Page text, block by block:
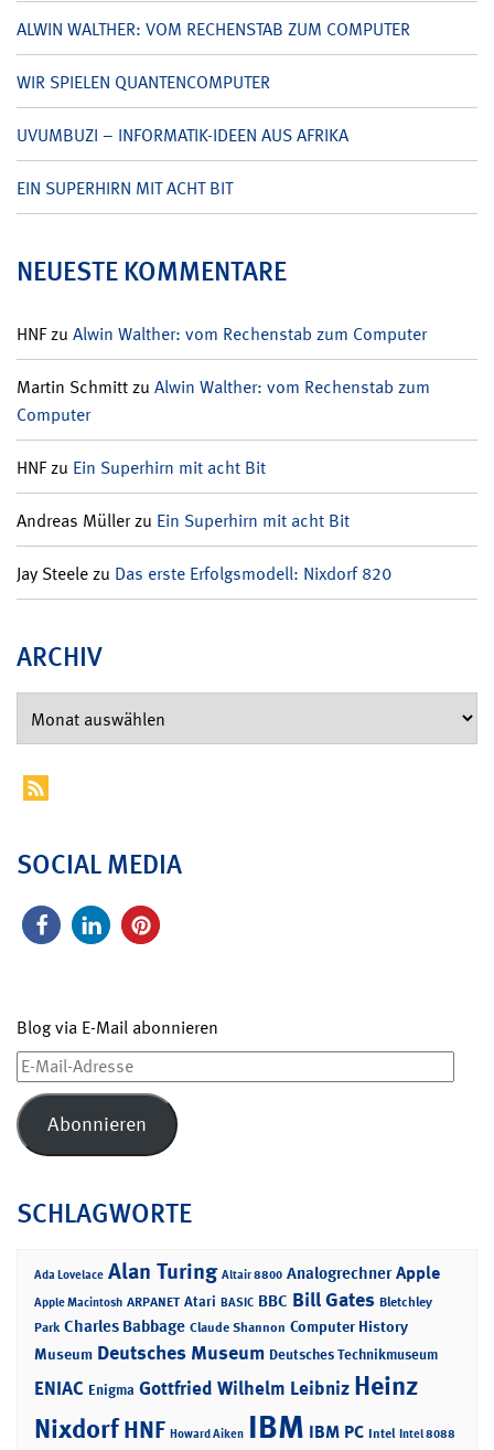
ALWIN WALTHER: VOM RECHENSTAB ZUM COMPUTER
WIR SPIELEN QUANTENCOMPUTER
UVUMBUZI – INFORMATIK-IDEEN AUS AFRIKA
EIN SUPERHIRN MIT ACHT BIT
NEUESTE KOMMENTARE
HNFzu Alwin Walther: vom Rechenstab zum Computer
Martin Schmittzu Alwin Walther: vom Rechenstab zum
Computer
HNFzu Ein Superhirn mit acht Bit
Andreas Müllerzu Ein Superhirn mit acht Bit
Jay Steelezu Das erste Erfolgsmodell: Nixdorf 820
ARCHIV
SOCIAL MEDIA
Blog via E-Mail abonnieren
E-
Mail-
Adresse
Abonnieren
SCHLAGWORTE
Ada Lovelace Alan Turing Altair 8800 Analogrechner Apple
Apple Macintosh ARPANET Atari BASIC BBC Bill Gates Bletchley
Park Charles Babbage Claude Shannon Computer History
Museum Deutsches Museum Deutsches Technikmuseum
ENIAC Enigma Gottfried Wilhelm Leibniz Heinz
NixdorfHNF Howard Aiken IBM IBM PC Intel Intel 8088